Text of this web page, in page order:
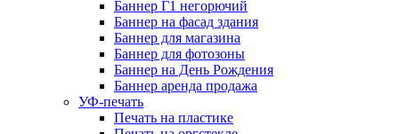
Баннер Г1 негорючий
Баннер на фасад здания
Баннер для магазина
Баннер для фотозоны
Баннер на День Рождения
Баннер аренда продажа
УФ-печать
Печать на пластике